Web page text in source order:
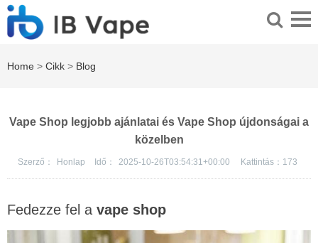
Home > Cikk > Blog
Vape Shop legjobb ajánlatai és Vape Shop újdonságai a
közelben
Szerző： Honlap Idő： 2025-10-26T03:54:31+00:00 Kattintás： 173
Fedezze fel a vape shop